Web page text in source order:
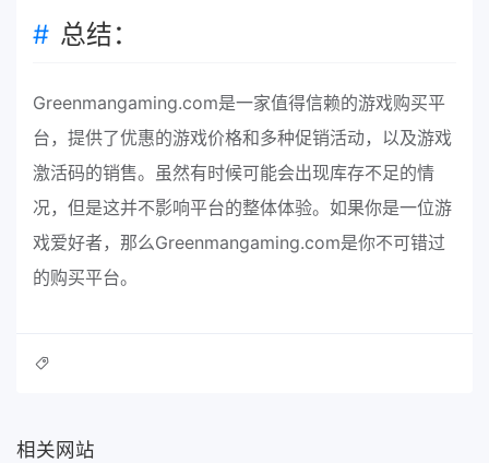
总结：
Greenmangaming.com是一家值得信赖的游戏购买平
台，提供了优惠的游戏价格和多种促销活动，以及游戏
激活码的销售。虽然有时候可能会出现库存不足的情
况，但是这并不影响平台的整体体验。如果你是一位游
戏爱好者，那么Greenmangaming.com是你不可错过
的购买平台。
相关网站